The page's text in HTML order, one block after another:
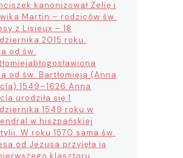
kanonizował Zelię i
Martin – rodziców św.
z Lisieux – 18
2015 roku.
od św.
błogosławiona
od św. Bartłomieja (Anna
1549–1626 Anna
urodziła się 1
1549 roku w
w hiszpańskiej
W roku 1570 sama św.
od Jezusa przyjęła ją
klasztoru